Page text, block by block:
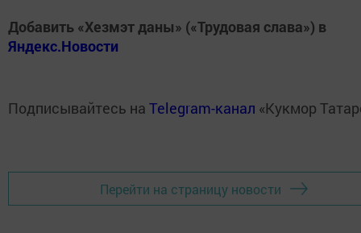
Добавить «Хезмэт даны» («Трудовая слава») в
Яндекс.Новости
Подписывайтесь на Telegram-канал «Кукмор
Перейти на страницу новости